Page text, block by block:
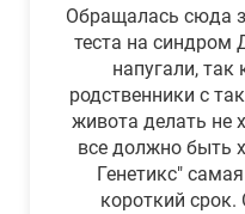
Обращалась сюда
теста на синдром
напугали,
родственники с
живота делать не
все должно быть
Генетикс"
короткий